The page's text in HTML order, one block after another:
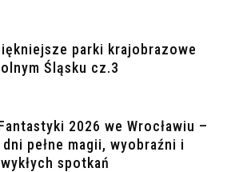
parki krajobrazowe
Śląsku cz.3
2026 we Wrocławiu –
pełne magii, wyobraźni i
spotkań